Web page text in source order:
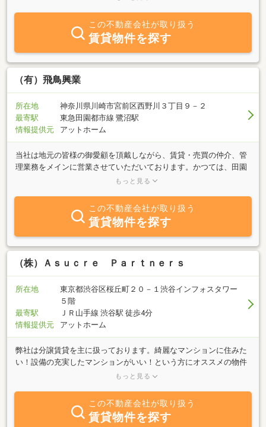
が不安」「賃料等交渉してほしい」など、どんな難しい条件でも遠
慮なく「ご相談」下さい。□広範囲でお探しの方、どこまででも
「お付き合いさせて頂きます！」アシスト三軒茶屋店スタッフ一
同、心よりお待ちしております♪
この不動産会社が取り扱う
賃貸物件を探す
（有）飛鳥興業
所在地
神奈川県川崎市宮前区西野川３丁目９－２
最寄駅
東急田園都市線 鷺沼駅
情報提供元
アットホーム
当社は地元の皆様の御愛顧を頂戴しながら、賃貸・売買の仲介、管
理業務をメインに営業させていただいております。かつては、田園
風景一色の野川エリアも、時の移りとともに変化し、今では立派な
対するニーズも多様化してきており、当社ではそれにお応えするた
めに、不動産コンサルティング技能士が、相続対策・資産運用等、
あらゆる御相談を承っております。不動産に関する御相談でした
ら、何なりとお申し付け下さい。けやき並木通り沿いの店舗にて、
皆様の御来社をスタッフ一同、心よりお待ち申し上げております。
もっと見る
この不動産会社が取り扱う
賃貸物件を探す
（株）Ａｓｕｃｒｅ Ｐａｒｔｎｅｒｓ
所在地
東京都渋谷区桜丘町２０－１渋谷インフォスタワー
５階
最寄駅
ＪＲ山手線 渋谷駅 徒歩4分
情報提供元
アットホーム
弊社は分譲賃貸を主に扱っております。綺麗なマンションに住みた
い！設備の充実したマンションがいい！という方にオススメの物件
をご紹介いたします♪保証人がいなくて不安な方や、水商売、外国
下さい！アットホームを見てお電話いただけた方には、家賃のフリ
ーレントや、礼金なしなどのうれしいサービスもあります!!初期費用
も抑えられます!!弊社の元気なスタッフが、丁寧にご対応致します。
もっと見る
この不動産会社が取り扱う
賃貸物件を探す